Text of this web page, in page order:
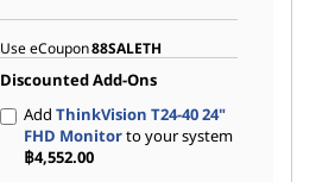
Use eCoupon88SALETH
Discounted Add-Ons
Add ThinkVision T24-40 24"
FHD Monitorto your system
฿4,552.00